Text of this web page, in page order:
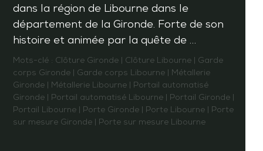
dans la région de Libourne dans le
département de la Gironde. Forte de son
histoire et animée par la quête de …
Mots-clé : Clôture Gironde Clôture Libourne
Garde
corps Gironde
Garde corps Libourne
Métallerie
Gironde
Métallerie Libourne
Portail automatisé
Gironde
Portail automatisé Libourne Portail Gironde
Portail Libourne
Porte Gironde Porte Libourne
Porte
sur mesure Gironde
Porte sur mesure Libourne